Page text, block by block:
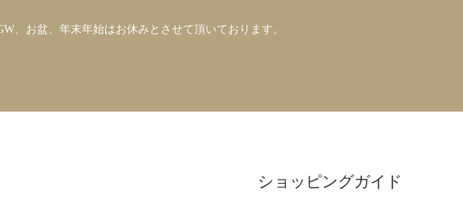
、お盆、年末年始はお休みとさせて頂いております。
ショッピングガイド